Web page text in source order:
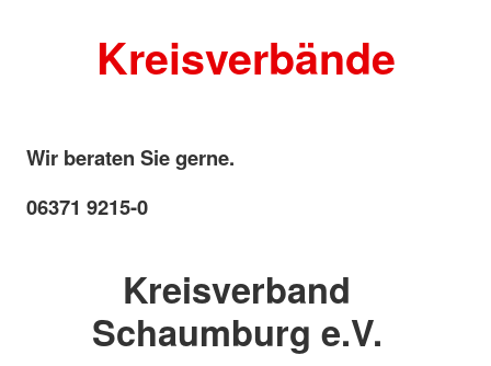
Kreisverbände
Wir beraten Sie gerne.
06371 9215-0
Kreisverband
Schaumburg e.V.